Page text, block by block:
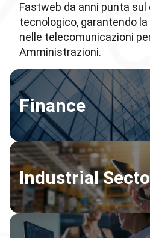
Fastweb da anni punta
tecnologico, garantendo
nelle telecomunicazioni
Amministrazioni.
Finance
Industrial